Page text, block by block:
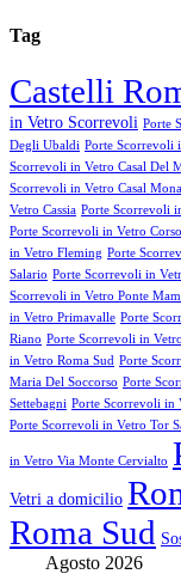
Tag
Castelli
in Vetro Scorrevoli Porte
Degli Ubaldi Porte Scorrevoli
Scorrevoli in Vetro Casal Del
Scorrevoli in Vetro Casal
Vetro Cassia Porte Scorrevoli
Porte Scorrevoli in Vetro
in Vetro Fleming Porte
Salario Porte Scorrevoli in
Scorrevoli in Vetro Ponte
in Vetro Primavalle Porte
Riano Porte Scorrevoli in
in Vetro Roma Sud Porte
Maria Del Soccorso Porte
Settebagni Porte Scorrevoli in
Porte Scorrevoli in Vetro Tor
in Vetro Via Monte Cervialto
Vetri a domicilio
Roma Sud
Agosto 2026